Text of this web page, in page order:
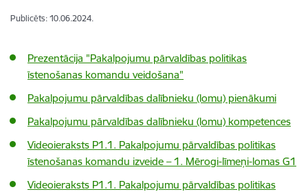
Publicēts: 10.06.2024.
Prezentācija "Pakalpojumu pārvaldības politikas
īstenošanas komandu veidošana"
Pakalpojumu pārvaldības dalībnieku (lomu) pienākumi
Pakalpojumu pārvaldības dalībnieku (lomu) kompetences
Videoieraksts P1.1. Pakalpojumu pārvaldības politikas
īstenošanas komandu izveide – 1. Mērogi-līmeņi-lomas G1
Videoieraksts P1.1. Pakalpojumu pārvaldības politikas